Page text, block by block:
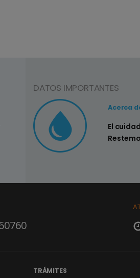
Consejo Nº3
Controlar
su hogar
DATOS IMPORTANTES
Acerca
El
TRÁMITES